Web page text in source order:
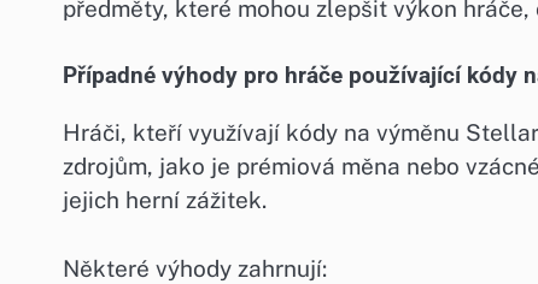
předměty, které mohou zlepšit výkon
Případné výhody pro hráče používající kódy
Hráči, kteří využívají kódy na výměnu
zdrojům, jako je prémiová měna nebo
jejich herní zážitek.
Některé výhody zahrnují: